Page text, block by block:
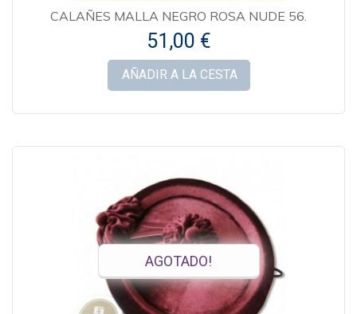
CALAÑES MALLA NEGRO ROSA NUDE 56.
51,00 €
AÑADIR A LA CESTA
AGOTADO!